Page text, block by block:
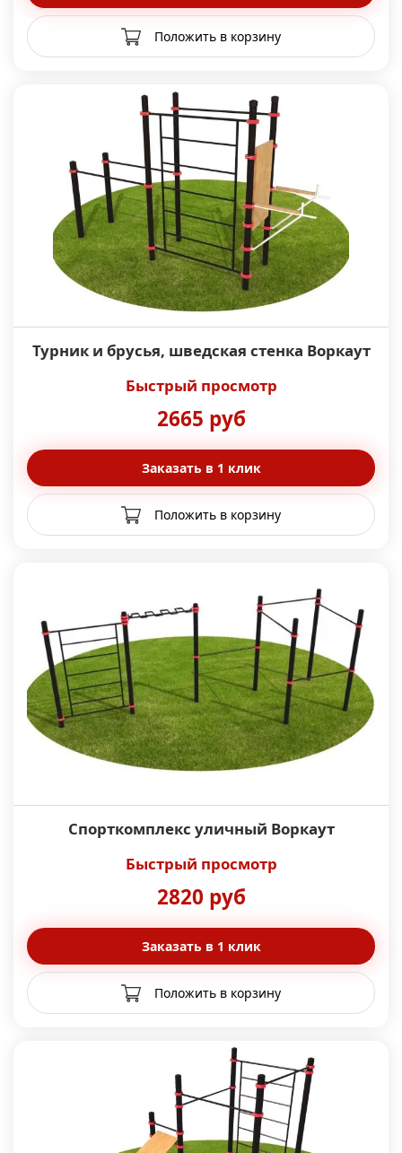
Положить в корзину
Турник и брусья, шведская стенка Воркаут
Быстрый просмотр
2665 руб
Заказать в 1 клик
Положить в корзину
Спорткомплекс уличный Воркаут
Быстрый просмотр
2820 руб
Заказать в 1 клик
Положить в корзину